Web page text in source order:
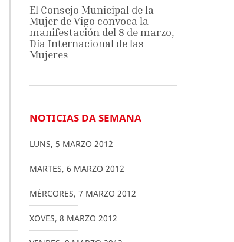
El Consejo Municipal de la
Mujer de Vigo convoca la
manifestación del 8 de marzo,
Día Internacional de las
Mujeres
NOTICIAS DA SEMANA
LUNS, 5 MARZO 2012
MARTES, 6 MARZO 2012
MÉRCORES, 7 MARZO 2012
XOVES, 8 MARZO 2012